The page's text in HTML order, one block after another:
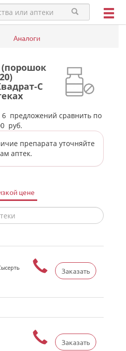
Аналоги
(порошок
С
6 предложений сравнить по
руб.
препарата уточняйте
аптек.
цене
Заказать
Заказать